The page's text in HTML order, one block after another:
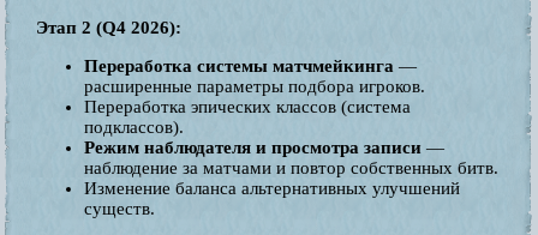
Этап 2 (Q4 2026):
Переработка системы матчмейкинга —
расширенные параметры подбора игроков.
Переработка эпических классов (система
подклассов).
Режим наблюдателя и просмотра записи —
наблюдение за матчами и повтор собственных битв.
Изменение баланса альтернативных улучшений
существ.